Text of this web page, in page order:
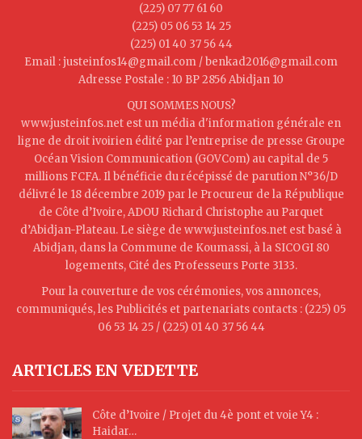
(225) 07 77 61 60
(225) 05 06 53 14 25
(225) 01 40 37 56 44
Email : justeinfos14@gmail.com / benkad2016@gmail.com
Adresse Postale : 10 BP 2856 Abidjan 10
QUI SOMMES NOUS?
www.justeinfos.net est un média d'information générale en
ligne de droit ivoirien édité par l’entreprise de presse Groupe
Océan Vision Communication (GOVCom) au capital de 5
millions FCFA. Il bénéficie du récépissé de parution N°36/D
délivré le 18 décembre 2019 par le Procureur de la République
de Côte d’Ivoire, ADOU Richard Christophe au Parquet
d’Abidjan-Plateau. Le siège de www.justeinfos.net est basé à
Abidjan, dans la Commune de Koumassi, à la SICOGI 80
logements, Cité des Professeurs Porte 3133.
Pour la couverture de vos cérémonies, vos annonces,
communiqués, les Publicités et partenariats contacts : (225) 05
06 53 14 25 / (225) 01 40 37 56 44
ARTICLES EN VEDETTE
Côte d’Ivoire / Projet du 4è pont et voie Y4 :
Haidar…